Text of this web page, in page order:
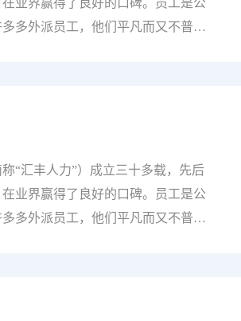
并亲切地致以新年问候，鼓励大家
业界赢得了良好的口碑。员工是公
多外派员工，他们平凡而又不普
暖与光明。他就是配网不停电作业
，人生处处是舞台。”可在杨国有这
么特别能说的，就是普通的上班，
“汇丰人力”）成立三十多载，先后
业界赢得了良好的口碑。员工是公
多外派员工，他们平凡而又不普
，逐梦前行2003年，陈小梅踏入